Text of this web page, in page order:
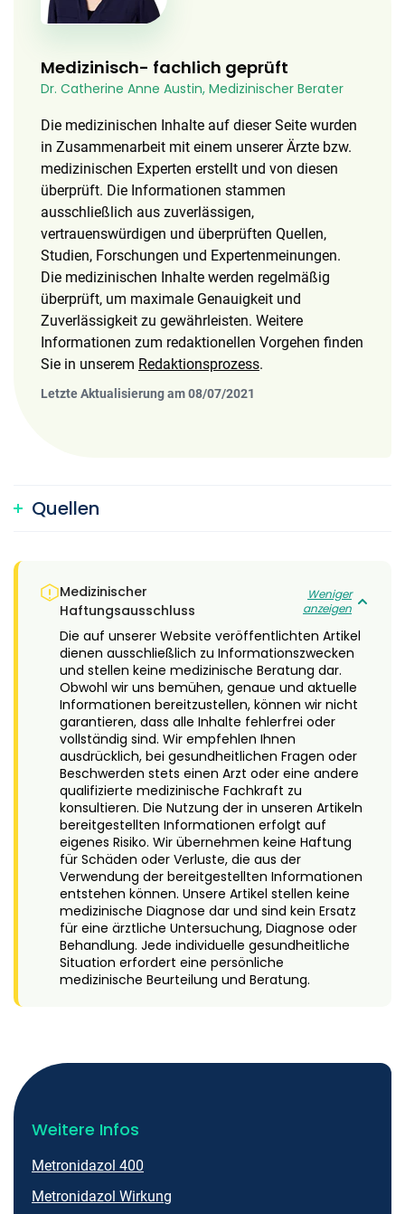
Medizinisch- fachlich geprüft
Dr. Catherine Anne Austin, Medizinischer Berater
Die medizinischen Inhalte auf dieser Seite wurden
in Zusammenarbeit mit einem unserer Ärzte bzw.
medizinischen Experten erstellt und von diesen
überprüft. Die Informationen stammen
ausschließlich aus zuverlässigen,
vertrauenswürdigen und überprüften Quellen,
Studien, Forschungen und Expertenmeinungen.
Die medizinischen Inhalte werden regelmäßig
überprüft, um maximale Genauigkeit und
Zuverlässigkeit zu gewährleisten. Weitere
Informationen zum redaktionellen Vorgehen finden
Sie in unserem Redaktionsprozess.
Letzte Aktualisierung am 08/07/2021
Quellen
Medizinischer
Haftungsausschluss
Weniger
anzeigen
Die auf unserer Website veröffentlichten Artikel
dienen ausschließlich zu Informationszwecken
und stellen keine medizinische Beratung dar.
Obwohl wir uns bemühen, genaue und aktuelle
Informationen bereitzustellen, können wir nicht
garantieren, dass alle Inhalte fehlerfrei oder
vollständig sind. Wir empfehlen Ihnen
ausdrücklich, bei gesundheitlichen Fragen oder
Beschwerden stets einen Arzt oder eine andere
qualifizierte medizinische Fachkraft zu
konsultieren. Die Nutzung der in unseren Artikeln
bereitgestellten Informationen erfolgt auf
eigenes Risiko. Wir übernehmen keine Haftung
für Schäden oder Verluste, die aus der
Verwendung der bereitgestellten Informationen
entstehen können. Unsere Artikel stellen keine
medizinische Diagnose dar und sind kein Ersatz
für eine ärztliche Untersuchung, Diagnose oder
Behandlung. Jede individuelle gesundheitliche
Situation erfordert eine persönliche
medizinische Beurteilung und Beratung.
Weitere Infos
Metronidazol 400
Metronidazol Wirkung